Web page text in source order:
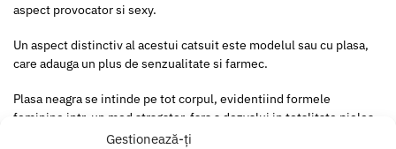
Gestionează-ți
aspect provocator si sexy.
Un aspect distinctiv al acestui catsuit este modelul sau cu plasa,
care adauga un plus de senzualitate si farmec.
Plasa neagra se intinde pe tot corpul, evidentiind formele
feminine intr-un mod atragator, fara a dezvalui in totalitate pielea,
creand un joc subtil de transparenta si ascundere.